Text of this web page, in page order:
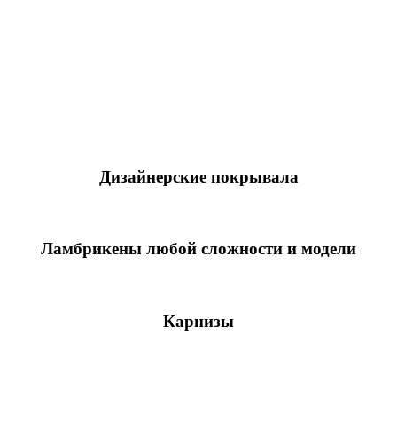
Дизайнерские покрывала
Ламбрикены любой сложности и модели
Карнизы